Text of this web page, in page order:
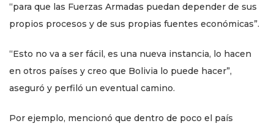
“para que las Fuerzas Armadas puedan depender de sus
propios procesos y de sus propias fuentes económicas”.
“Esto no va a ser fácil, es una nueva instancia, lo hacen
en otros países y creo que Bolivia lo puede hacer”,
aseguró y perfiló un eventual camino.
Por ejemplo, mencionó que dentro de poco el país